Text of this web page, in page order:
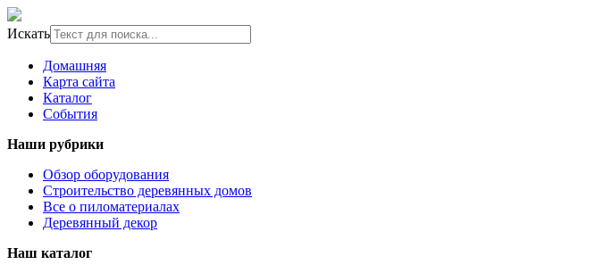
Искать
Домашняя
Карта сайта
Каталог
События
Наши рубрики
Обзор оборудования
Строительство деревянных домов
Все о пиломатериалах
Деревянный декор
Наш каталог